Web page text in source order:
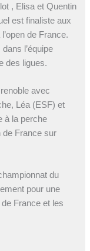
, Elisa et Quentin
est finaliste aux
de France.
l’équipe
des ligues.
avec
Léa (ESF) et
à la perche
de France sur
du
pour une
France et les